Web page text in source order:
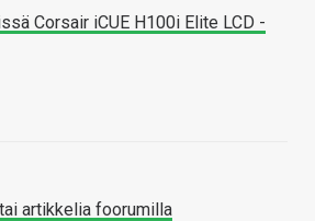
Corsair iCUE H100i Elite LCD -
artikkelia foorumilla